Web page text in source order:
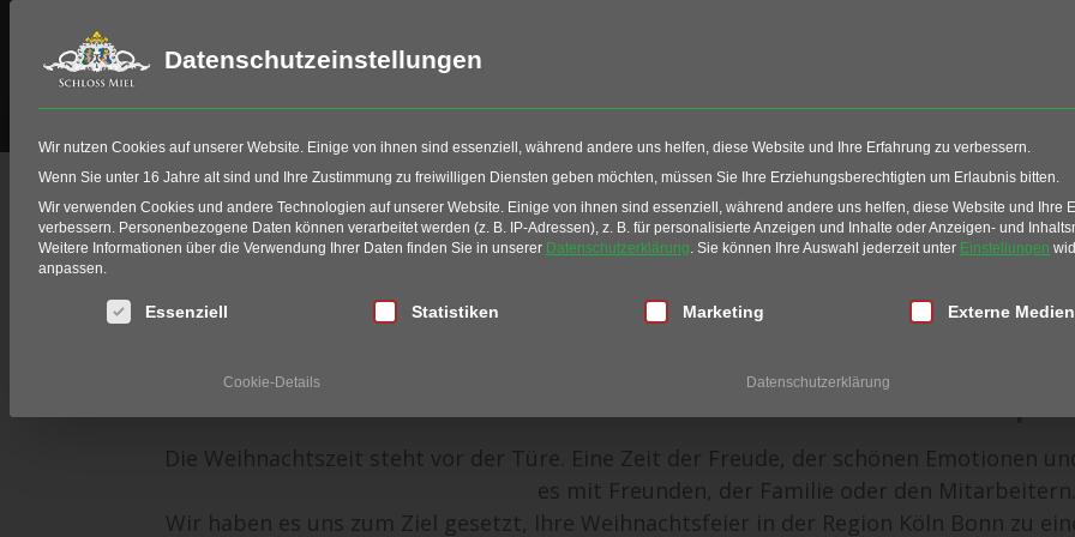
HIO Fitting Schloss Miel Golf Events Restaurant
Weihnachtsfeiern Köln Bonn
Home Events Tagungen & Konferenzen Firmenevents Weihnachtsfeiern Köln Bonn
Besondere Weihnachtsfeiern in Köln/Bonn
Verbringen Sie Ihre Weihnachtsfeier in einem
und wählen Sie aus einem unserer Weihnachtsfeier
Die Weihnachtszeit steht vor der Türe. Eine Zeit der Freude, der schönen Emotionen
es mit Freunden, der Familie oder den Mitarbeitern.
Wir haben es uns zum Ziel gesetzt, Ihre Weihnachtsfeier in der Region Köln Bonn zu
Datenschutzeinstellungen
Wir nutzen Cookies auf unserer Website. Einige von ihnen sind essenziell, während andere uns helfen, diese Website und Ihre Erfahrung zu verbessern.
Wenn Sie unter 16 Jahre alt sind und Ihre Zustimmung zu freiwilligen Diensten geben möchten, müssen Sie Ihre Erziehungsberechtigten um Erlaubnis bitten.
Wir verwenden Cookies und andere Technologien auf unserer Website. Einige von ihnen sind essenziell, während andere uns helfen, diese Website und Ihre
verbessern. Personenbezogene Daten können verarbeitet werden (z. B. IP-Adressen), z. B. für personalisierte Anzeigen und Inhalte oder Anzeigen- und
Weitere Informationen über die Verwendung Ihrer Daten finden Sie in unserer Datenschutzerklärung. Sie können Ihre Auswahl jederzeit unter Einstellungen
anpassen.
Es folgt eine Liste der Service-Gruppen, für die eine Einwilligung erteilt werden kann. Die erste Service-Gruppe ist
Essenziell Statistiken Marketing Externe Medien
Cookie-Details Datenschutzerklärung